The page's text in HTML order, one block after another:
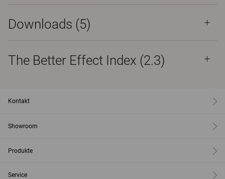
Downloads (5)
The Better Effect Index (2.3)
Kontakt
Showroom
Produkte
Service